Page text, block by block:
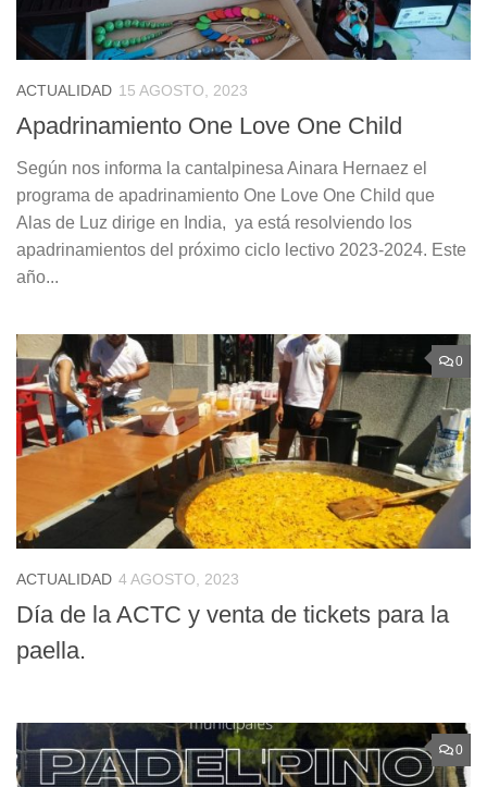
ACTUALIDAD 15 AGOSTO, 2023
Apadrinamiento One Love One Child
Según nos informa la cantalpinesa Ainara Hernaez el
programa de apadrinamiento One Love One Child que
Alas de Luz dirige en India, ya está resolviendo los
apadrinamientos del próximo ciclo lectivo 2023-2024. Este
año...
0
ACTUALIDAD 4 AGOSTO, 2023
Día de la ACTC y venta de tickets para la
paella.
0